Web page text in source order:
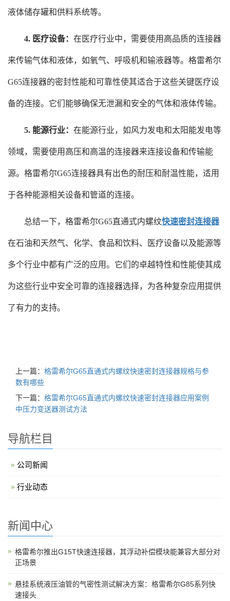
液体储存罐和供料系统等。
4. 医疗设备： 在医疗行业中，需要使用高品质的连接器
来传输气体和液体，如氧气、呼吸机和输液器等。格雷希尔
G65连接器的密封性能和可靠性使其适合于这些关键医疗设
备的连接。它们能够确保无泄漏和安全的气体和液体传输。
5. 能源行业： 在能源行业，如风力发电和太阳能发电等
领域，需要使用高压和高温的连接器来连接设备和传输能
源。格雷希尔G65连接器具有出色的耐压和耐温性能，适用
于各种能源相关设备和管道的连接。
总结一下，格雷希尔G65直通式内螺纹快速密封连接器
在石油和天然气、化学、食品和饮料、医疗设备以及能源等
多个行业中都有广泛的应用。它们的卓越特性和性能使其成
为这些行业中安全可靠的连接器选择，为各种复杂应用提供
了有力的支持。
上一篇： 格雷希尔G65直通式内螺纹快速密封连接器规格与参
数有哪些
下一篇： 格雷希尔G65直通式内螺纹快速密封连接器应用案例
中压力变送器测试方法
导航栏目
公司新闻
行业动态
新闻中心
格雷希尔推出G15T快速连接器，其浮动补偿模块能兼容大部分对
正场景
悬挂系统液压油管的气密性测试解决方案：格雷希尔G85系列快
速接头